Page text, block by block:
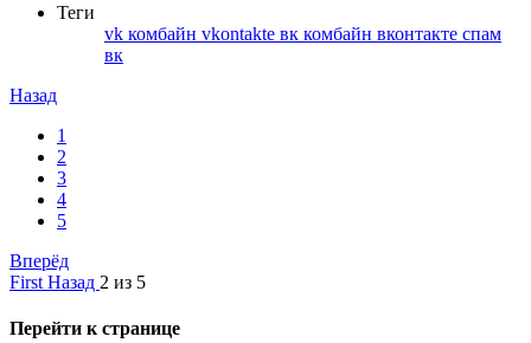
Теги
vk комбайн vkontakte вк комбайн вконтакте спам
вк
Назад
1
2
3
4
5
Вперёд
First Назад 2 из 5
Перейти к странице